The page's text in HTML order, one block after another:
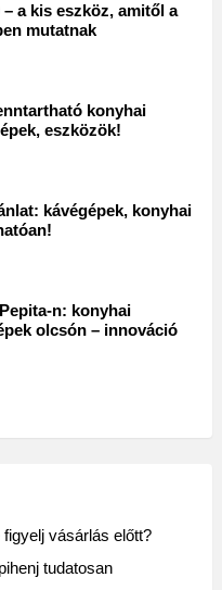
– a kis eszköz, amitől a
mutatnak
konyhai
eszközök!
kávégépek, konyhai
n: konyhai
olcsón – innováció
vásárlás előtt?
tudatosan